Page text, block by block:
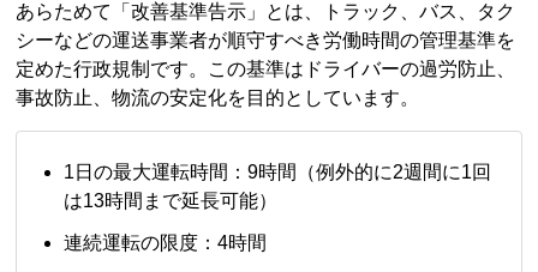
あらためて「改善基準告示」とは、トラック、バス、タク
シーなどの運送事業者が順守すべき労働時間の管理基準を
定めた行政規制です。この基準はドライバーの過労防止、
事故防止、物流の安定化を目的としています。
1日の最大運転時間：9時間（例外的に2週間に1回
は13時間まで延長可能）
連続運転の限度：4時間